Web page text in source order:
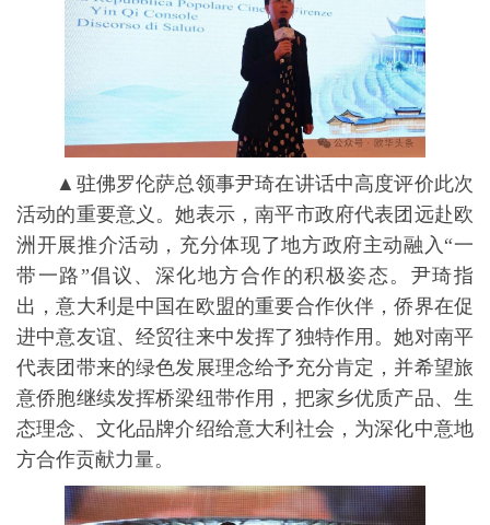
▲驻佛罗伦萨总领事尹琦在讲话中高度评价此次
活动的重要意义。她表示，南平市政府代表团远赴欧
洲开展推介活动，充分体现了地方政府主动融入“一
带一路”倡议、深化地方合作的积极姿态。尹琦指
出，意大利是中国在欧盟的重要合作伙伴，侨界在促
进中意友谊、经贸往来中发挥了独特作用。她对南平
代表团带来的绿色发展理念给予充分肯定，并希望旅
意侨胞继续发挥桥梁纽带作用，把家乡优质产品、生
态理念、文化品牌介绍给意大利社会，为深化中意地
方合作贡献力量。